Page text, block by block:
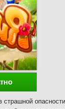
страшной